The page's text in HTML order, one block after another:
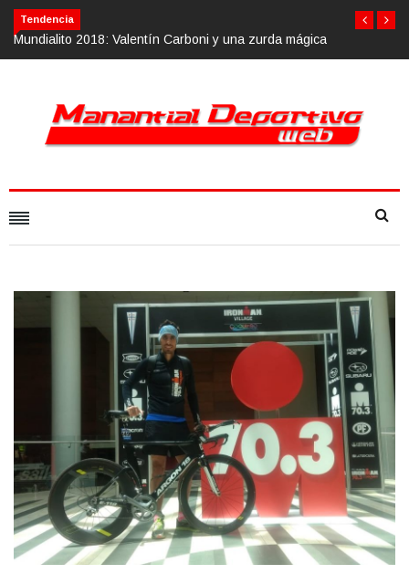
Tendencia
y una zurda mágicaCalvario Race 2018, 10 de noviembre